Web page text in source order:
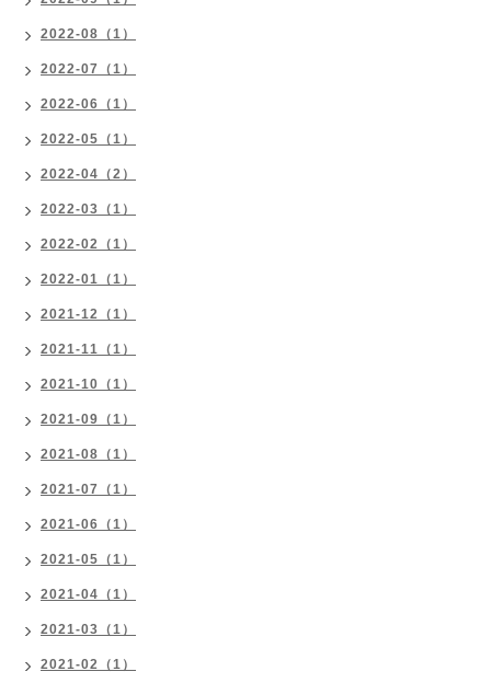
2022-08（1）
2022-07（1）
2022-06（1）
2022-05（1）
2022-04（2）
2022-03（1）
2022-02（1）
2022-01（1）
2021-12（1）
2021-11（1）
2021-10（1）
2021-09（1）
2021-08（1）
2021-07（1）
2021-06（1）
2021-05（1）
2021-04（1）
2021-03（1）
2021-02（1）